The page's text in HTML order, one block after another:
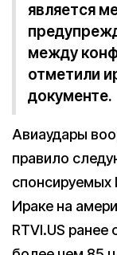
является
между
отметили
документе.
Авиаудары
правило
спонсируемых
Ираке на
RTVI.US